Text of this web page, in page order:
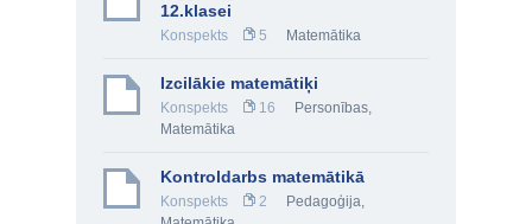
12.klasei
Konspekts 5 Matemātika
Izcilākie matemātiķi
Konspekts 16 Personības,
Matemātika
Kontroldarbs matemātikā
Konspekts 2 Pedagoģija,